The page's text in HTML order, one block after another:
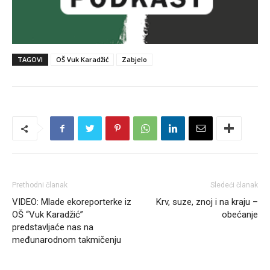
TAGOVI OŠ Vuk Karadžić Zabjelo
Prethodni članak
VIDEO: Mlade ekoreporterke iz
OŠ “Vuk Karadžić”
predstavljaće nas na
međunarodnom takmičenju
Sledeći članak
Krv, suze, znoj i na kraju –
obećanje